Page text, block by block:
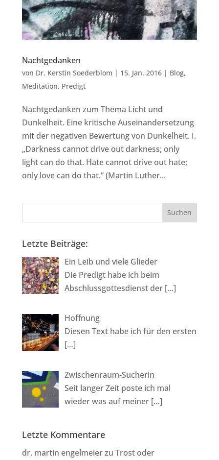
Nachtgedanken
von Dr. Kerstin Soederblom | 15. Jan. 2016| Blog,
Meditation, Predigt
Nachtgedanken zum Thema Licht und
Dunkelheit. Eine kritische Auseinandersetzung
mit der negativen Bewertung von Dunkelheit. I.
„Darkness cannot drive out darkness; only
light can do that. Hate cannot drive out hate;
only love can do that.“ (Martin Luther...
Letzte Beiträge:
Ein Leib und viele Glieder
Die Predigt habe ich beim
Abschlussgottesdienst der […]
Hoffnung
Diesen Text habe ich für den ersten
[…]
Zwischenraum-Sucherin
Seit langer Zeit poste ich mal
wieder was auf meiner […]
Letzte Kommentare
dr. martin engelmeierzu Trost oder